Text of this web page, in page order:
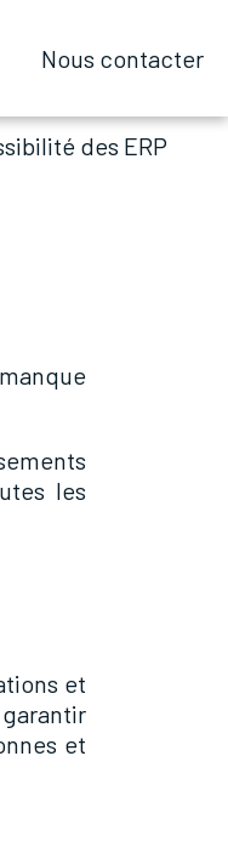
Nous contacter
Nous contacter
des ERP
les
et
et